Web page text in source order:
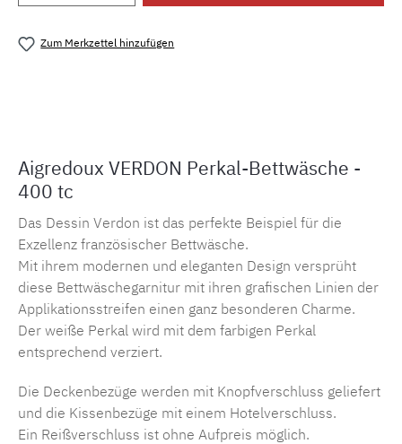
Zum Merkzettel hinzufügen
Aigredoux VERDON Perkal-Bettwäsche -
400 tc
Das Dessin Verdon ist das perfekte Beispiel für die
Exzellenz französischer Bettwäsche.
Mit ihrem modernen und eleganten Design versprüht
diese Bettwäschegarnitur mit ihren grafischen Linien der
Applikationsstreifen einen ganz besonderen Charme.
Der weiße Perkal wird mit dem farbigen Perkal
entsprechend verziert.
Die Deckenbezüge werden mit Knopfverschluss geliefert
und die Kissenbezüge mit einem Hotelverschluss.
Ein Reißverschluss ist ohne Aufpreis möglich.